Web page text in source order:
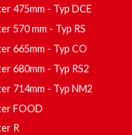
475mm - Typ DCE
570 mm - Typ RS
665mm - Typ CO
680mm - Typ RS2
714mm - Typ NM2
FOOD
R